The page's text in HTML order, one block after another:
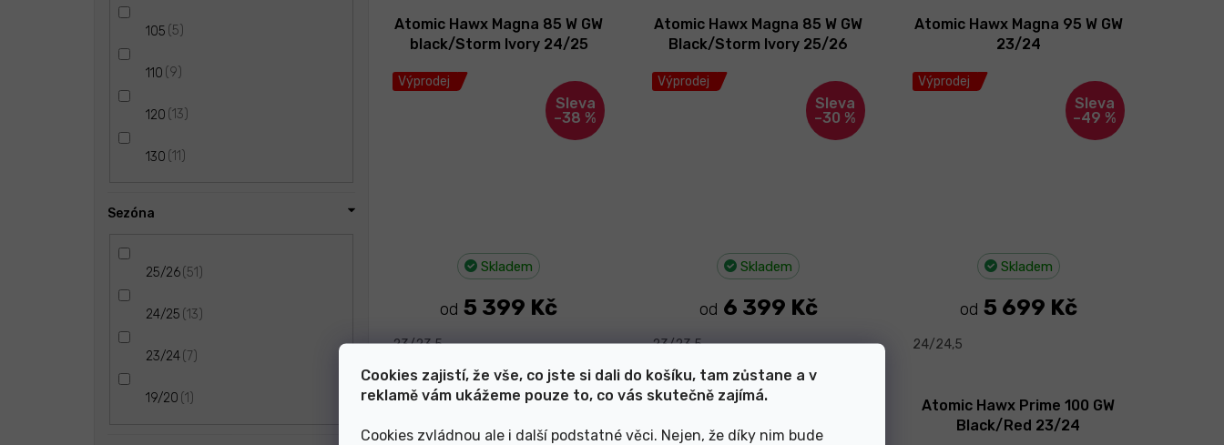
Cookies zajistí, že vše, co jste si dali do košíku, tam zůstane a v
reklamě vám ukážeme pouze to, co vás skutečně zajímá.
Cookies zvládnou ale i další podstatné věci. Nejen, že díky nim bude
105 5
110 9
120 13
130 11
Sezóna
25/26 51
24/25 13
23/24 7
19/20 1
Výprodej
–38 %
Atomic Hawx Magna 85 W GW
black/Storm Ivory 24/25
Skladem
od 5 399 Kč
23/23,5
Výprodej
–30 %
Atomic Hawx Magna 85 W GW
Black/Storm Ivory 25/26
Skladem
od 6 399 Kč
23/23,5
Výprodej
–49 %
Atomic Hawx Magna 95 W GW
23/24
Skladem
od 5 699 Kč
24/24,5
Atomic Hawx Magna 95 W GW
Atomic Hawx Magna 95 W GW
Atomic Hawx Prime 100 GW
Black/Red 23/24